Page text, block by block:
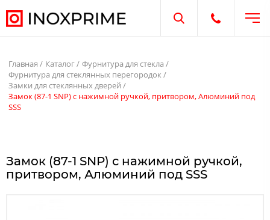
Открыть поиск
Открыть
Главная Каталог
Фурнитура для стекла
Фурнитура для стеклянных перегородок
Замки для стеклянных дверей
Замок (87-1 SNP) с нажимной ручкой, притвором, Алюминий под
SSS
Замок (87-1 SNP) с нажимной ручкой,
притвором, Алюминий под SSS